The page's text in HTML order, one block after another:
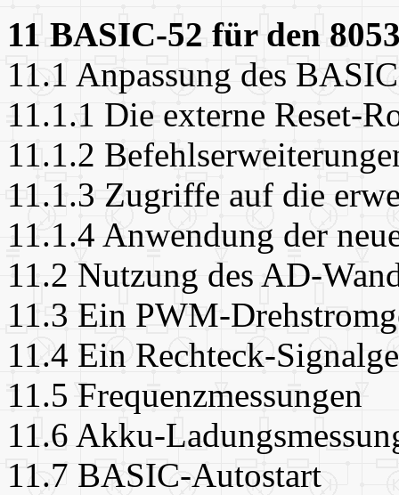
11 BASIC-52 für den
11.1 Anpassung des
11.1.1 Die externe Reset-
11.1.2
11.1.3 Zugriffe auf die
11.1.4 Anwendung der
11.2 Nutzung des AD-
11.3 Ein PWM-
11.4 Ein Rechteck-
11.5 Frequenzmessungen
11.6 Akku-
11.7 BASIC-Autostart